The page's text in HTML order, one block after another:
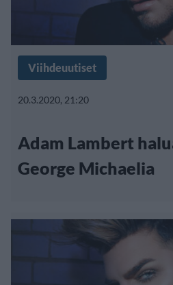
Viihdeuutiset
20.3.2020, 21:20
Adam Lambert
George Michaelia